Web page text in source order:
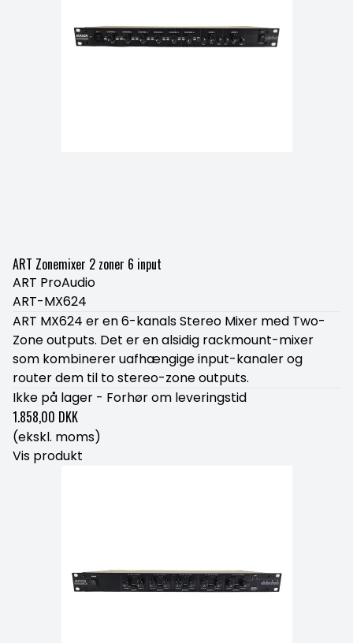
ART Zonemixer 2 zoner 6 input
ART ProAudio
ART-MX624
ART MX624 er en 6-kanals Stereo Mixer med Two-
Zone outputs. Det er en alsidig rackmount-mixer
som kombinerer uafhængige input-kanaler og
router dem til to stereo-zone outputs.
Ikke på lager - Forhør om leveringstid
1.858,00 DKK
(ekskl. moms)
Vis produkt